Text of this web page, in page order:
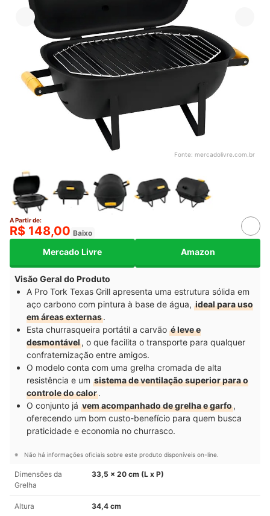
Fonte: mercadolivre.com.br
A Partir de:
R$ 148,00 Baixo
Mercado Livre Amazon
Visão Geral do Produto
A Pro Tork Texas Grill apresenta uma estrutura sólida em
aço carbono com pintura à base de água, ideal para uso
em áreas externas.
Esta churrasqueira portátil a carvão é leve e
desmontável, o que facilita o transporte para qualquer
confraternização entre amigos.
O modelo conta com uma grelha cromada de alta
resistência e um sistema de ventilação superior para o
controle do calor.
O conjunto já vem acompanhado de grelha e garfo,
oferecendo um bom custo-benefício para quem busca
praticidade e economia no churrasco.
Não há informações oficiais sobre este produto disponíveis on-line.
Dimensões da
Grelha
33,5 x 20 cm (L x P)
Altura 34,4 cm